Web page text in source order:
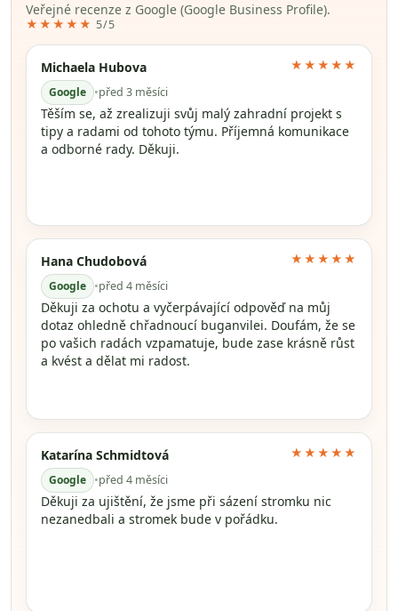
Veřejné recenze z Google (Google Business Profile).
★★★★★ 5/5
Michaela Hubova
Google •před 3 měsíci
★★★★★
Těším se, až zrealizuji svůj malý zahradní projekt s
tipy a radami od tohoto týmu. Příjemná komunikace
a odborné rady. Děkuji.
Hana Chudobová
Google •před 4 měsíci
★★★★★
Děkuji za ochotu a vyčerpávající odpověď na můj
dotaz ohledně chřadnoucí buganvilei. Doufám, že se
po vašich radách vzpamatuje, bude zase krásně růst
a kvést a dělat mi radost.
Katarína Schmidtová
Google •před 4 měsíci
★★★★★
Děkuji za ujištění, že jsme při sázení stromku nic
nezanedbali a stromek bude v pořádku.